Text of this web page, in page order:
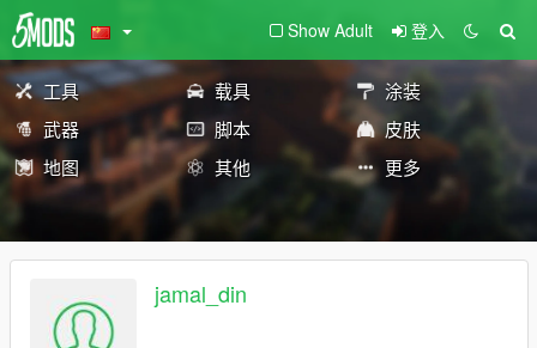
Show Adult 登入
工具 载具
涂装
武器
脚本
皮肤
地图
其他 更多
jamal_din